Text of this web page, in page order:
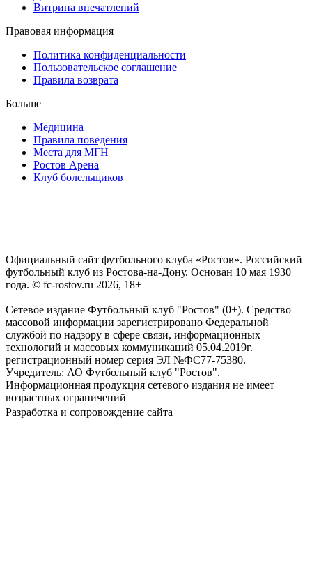
Витрина впечатлений
Правовая информация
Политика конфиденциальности
Пользовательское соглашение
Правила возврата
Больше
Медицина
Правила поведения
Места для МГН
Ростов Арена
Клуб болельщиков
Официальный сайт футбольного клуба «Ростов». Российский
футбольный клуб из Ростова-на-Дону. Основан 10 мая 1930
года. © fc-rostov.ru 2026, 18+
Сетевое издание Футбольный клуб "Ростов" (0+). Средство
массовой информации зарегистрировано Федеральной
службой по надзору в сфере связи, информационных
технологий и массовых коммуникаций 05.04.2019г.
регистрационный номер серия ЭЛ №ФС77-75380.
Учредитель: АО Футбольный клуб "Ростов".
Информационная продукция сетевого издания не имеет
возрастных ограничений
Разработка и сопровождение сайта